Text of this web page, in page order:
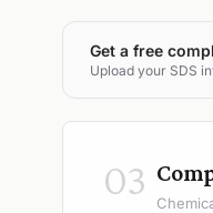
Get a free
Upload your SDS
03